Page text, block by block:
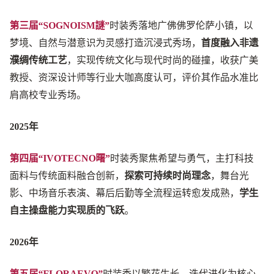
第三届“SOGNOISM謎”时装秀落地广佛佛罗伦萨小镇，以
梦境、自然与潜意识为灵感打造沉浸式秀场， 首度融入非遗
濮绸传统工艺，实现传统文化与现代时尚的碰撞，收获广美
教授、资深设计师等行业大咖高度认可，评价其作品水准比
肩高校专业秀场。
2025年
第四届“IVOTECNO曙”时装秀聚焦希望与勇气，主打科技
面料与传统面料融合创新， 探索可持续时尚理念，舞台光
影、中场音乐表演、幕后后勤等全流程运转愈发成熟， 学生
自主操盘能力实现质的飞跃。
2026年